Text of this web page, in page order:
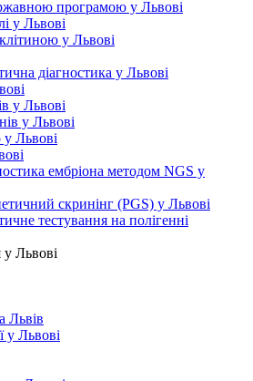
програмою у Львові
у Львові
у Львові
діагностика у Львові
у Львові
у Львові
Львові
ембріона методом NGS у
скринінг (PGS) у Львові
тестування на полігенні
у Львові
Львів
у Львові